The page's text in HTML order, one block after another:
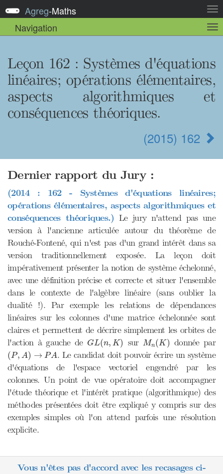
la
Agreg-Maths
Navigation
la
Leçon 162 : Systèmes d'équations
linéaires; opérations élémentaires,
aspects algorithmiques et
conséquences théoriques.
(2015) 162
Dernier rapport du Jury :
(2014 : 162 - Systèmes d'équations linéaires;
opérations élémentaires, aspects algorithmiques et
conséquences théoriques.) Le jury n'attend pas une
version à l'ancienne articulée autour du théorème de
Rouché-Fontené, qui n'est pas d'un grand intérêt dans sa
version traditionnellement exposée. La leçon doit
impérativement présenter la notion de système échelonné,
avec une définition précise et correcte et situer l'ensemble
dans le contexte de l'algèbre linéaire (sans oublier la
dualité !). Par exemple les relations de dépendances
linéaires sur les colonnes d'une matrice échelonnée sont
claires et permettent de décrire simplement les orbites de
l'action à gauche de GL(n, K)
GL (n K) sur Mn(K)
Mn ( K) donnée par
(P, A) → PA
( P, A)→ P A
. Le candidat doit pouvoir écrire un système
d'équations de l'espace vectoriel engendré par les
colonnes. Un point de vue opératoire doit accompagner
l'étude théorique et l'intérêt pratique (algorithmique) des
méthodes présentées doit être expliqué y compris sur des
exemples simples où l'on attend parfois une résolution
explicite.
Vous n'êtes pas d'accord avec les recasages ci-